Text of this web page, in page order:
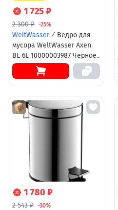
1 725 ₽
2 300 ₽ -25%
WeltWasser/ Ведро для
мусора WeltWasser Axen
BL 6L 10000003987 Черное
матовое
1 780 ₽
2 543 ₽ -30%